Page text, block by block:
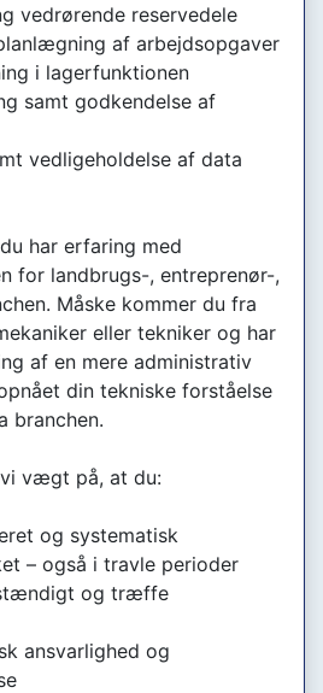
vedrørende reservedele
af arbejdsopgaver
i lagerfunktionen
samt godkendelse af
vedligeholdelse af data
har erfaring med
for landbrugs-, entreprenør-,
Måske kommer du fra
eller tekniker og har
af en mere administrativ
din tekniske forståelse
branchen.
vægt på, at du:
og systematisk
– også i travle perioder
og træffe
ansvarlighed og